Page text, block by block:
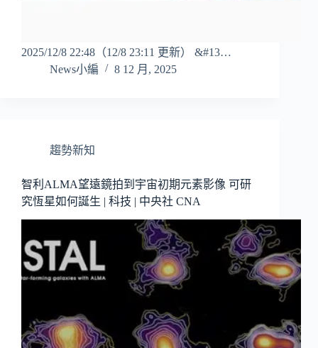
2025/12/8 22:48（12/8 23:11 更新） &#13…
News小編
8 12 月, 2025
趨勢新知
智利ALMA望遠鏡拍到宇宙初期元素影像 可研
究恆星如何誕生 | 科技 | 中央社 CNA